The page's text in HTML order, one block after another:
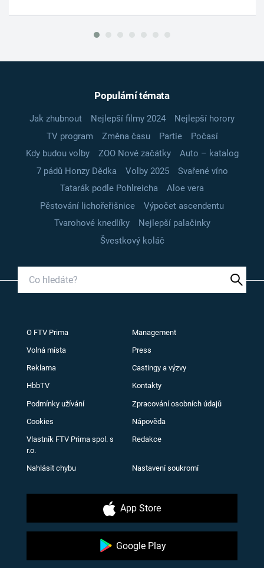
Populární témata
Jak zhubnout Nejlepší filmy 2024
Nejlepší horory
TV program
Změna času Partie
Počasí
Kdy budou volby
ZOO Nové začátky
Auto – katalog
7 pádů Honzy Dědka
Volby 2025
Svařené víno
Tatarák podle Pohlreicha
Aloe vera
Pěstování lichořeřišnice
Výpočet ascendentu
Tvarohové knedlíky
Nejlepší palačinky
Švestkový koláč
O FTV Prima Management
Volná místa Press
Reklama Castingy a výzvy
HbbTV Kontakty
Podmínky užívání Zpracování osobních údajů
Cookies Nápověda
Vlastník FTV Prima spol. s
r.o.
Redakce
Nahlásit chybu Nastavení soukromí
App Store
Google Play